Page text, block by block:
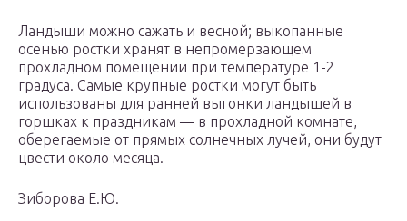
Ландыши можно сажать и весной; выкопанные
осенью ростки хранят в непромерзающем
прохладном помещении при температуре 1-2
градуса. Самые крупные ростки могут быть
использованы для ранней выгонки ландышей в
горшках к праздникам — в прохладной комнате,
оберегаемые от прямых солнечных лучей, они будут
цвести около месяца.
Зиборова Е.Ю.